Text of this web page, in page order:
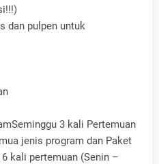
dan pulpen untuk
3 kali Pertemuan
jenis program dan Paket
kali pertemuan (Senin –